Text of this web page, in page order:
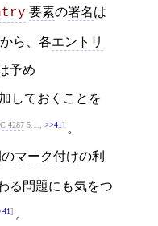
要素の署名は
ら、各エントリ
予め
しておくことを
4287 5.1., >>41 。
のマーク付けの利
る問題にも気をつ
。